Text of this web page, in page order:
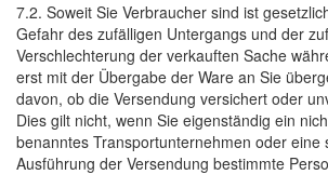
7.2. Soweit Sie Verbraucher sind ist
Gefahr des zufälligen Untergangs und der
Verschlechterung der verkauften Sache
erst mit der Übergabe der Ware an Sie
davon, ob die Versendung versichert oder
Dies gilt nicht, wenn Sie eigenständig ein
benanntes Transportunternehmen oder eine
Ausführung der Versendung bestimmte